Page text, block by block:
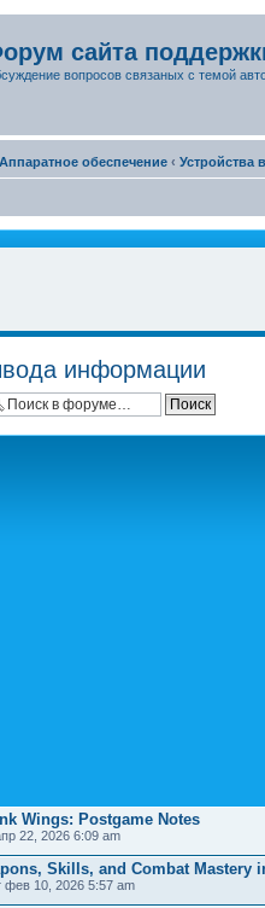
сайта
вопросов связаных с темой
Аппаратное обеспечение ‹ Устройства
информации
Wings: Postgame Notes
22, 2026 6:09 am
Skills, and Combat Mastery
фев 10, 2026 5:57 am